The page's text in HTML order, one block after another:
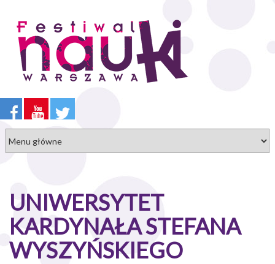
treści
UNIWERSYTET
KARDYNAŁA STEFANA
WYSZYŃSKIEGO